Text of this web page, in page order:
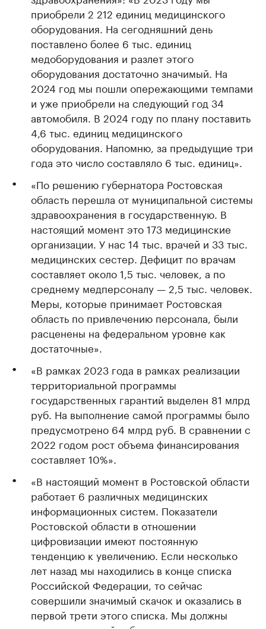
приобрели 2 212 единиц медицинского
оборудования. На сегодняшний день
поставлено более 6 тыс. единиц
медоборудования и разлет этого
оборудования достаточно значимый. На
2024 год мы пошли опережающими темпами
и уже приобрели на следующий год 34
автомобиля. В 2024 году по плану поставить
4,6 тыс. единиц медицинского
оборудования. Напомню, за предыдущие три
года это число составляло 6 тыс. единиц».
«По решению губернатора Ростовская
область перешла от муниципальной системы
здравоохранения в государственную. В
настоящий момент это 173 медицинские
организации. У нас 14 тыс. врачей и 33 тыс.
медицинских сестер. Дефицит по врачам
составляет около 1,5 тыс. человек, а по
среднему медперсоналу — 2,5 тыс. человек.
Меры, которые принимает Ростовская
область по привлечению персонала, были
расценены на федеральном уровне как
достаточные».
«В рамках 2023 года в рамках реализации
территориальной программы
государственных гарантий выделен 81 млрд
руб. На выполнение самой программы было
предусмотрено 64 млрд руб. В сравнении с
2022 годом рост объема финансирования
составляет 10%».
«В настоящий момент в Ростовской области
работает 6 различных медицинских
информационных систем. Показатели
Ростовской области в отношении
цифровизации имеют постоянную
тенденцию к увеличению. Если несколько
лет назад мы находились в конце списка
Российской Федерации, то сейчас
совершили значимый скачок и оказались в
первой трети этого списка. Мы должны